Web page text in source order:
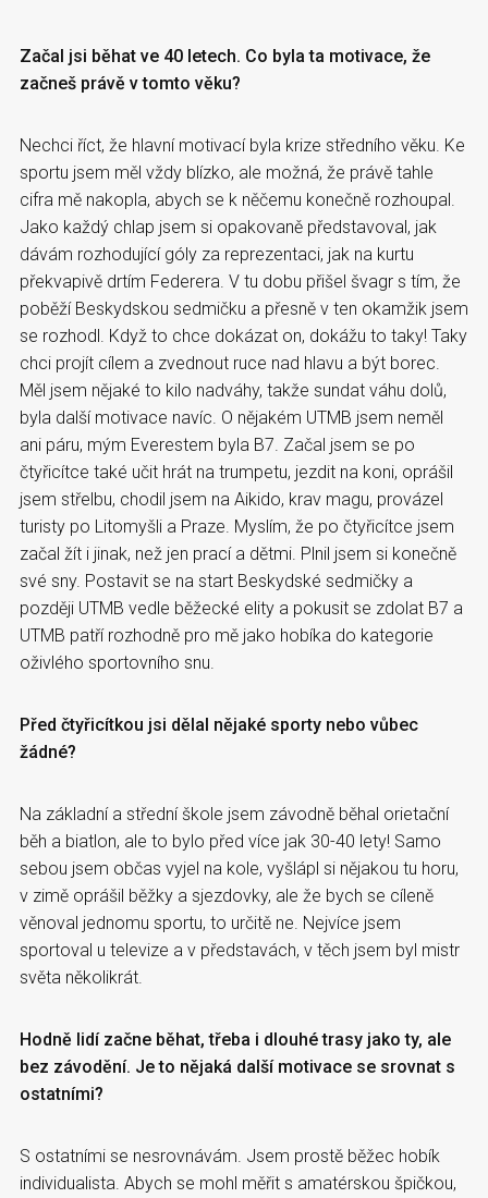
Začal jsi běhat ve 40 letech. Co byla ta motivace, že
začneš právě v tomto věku?
Nechci říct, že hlavní motivací byla krize středního věku. Ke
sportu jsem měl vždy blízko, ale možná, že právě tahle
cifra mě nakopla, abych se k něčemu konečně rozhoupal.
Jako každý chlap jsem si opakovaně představoval, jak
dávám rozhodující góly za reprezentaci, jak na kurtu
překvapivě drtím Federera. V tu dobu přišel švagr s tím, že
poběží Beskydskou sedmičku a přesně v ten okamžik jsem
se rozhodl. Když to chce dokázat on, dokážu to taky! Taky
chci projít cílem a zvednout ruce nad hlavu a být borec.
Měl jsem nějaké to kilo nadváhy, takže sundat váhu dolů,
byla další motivace navíc. O nějakém UTMB jsem neměl
ani páru, mým Everestem byla B7. Začal jsem se po
čtyřicítce také učit hrát na trumpetu, jezdit na koni, oprášil
jsem střelbu, chodil jsem na Aikido, krav magu, provázel
turisty po Litomyšli a Praze. Myslím, že po čtyřicítce jsem
začal žít i jinak, než jen prací a dětmi. Plnil jsem si konečně
své sny. Postavit se na start Beskydské sedmičky a
později UTMB vedle běžecké elity a pokusit se zdolat B7 a
UTMB patří rozhodně pro mě jako hobíka do kategorie
oživlého sportovního snu.
Před čtyřicítkou jsi dělal nějaké sporty nebo vůbec
žádné?
Na základní a střední škole jsem závodně běhal orietační
běh a biatlon, ale to bylo před více jak 30-40 lety! Samo
sebou jsem občas vyjel na kole, vyšlápl si nějakou tu horu,
v zimě oprášil běžky a sjezdovky, ale že bych se cíleně
věnoval jednomu sportu, to určitě ne. Nejvíce jsem
sportoval u televize a v představách, v těch jsem byl mistr
světa několikrát.
Hodně lidí začne běhat, třeba i dlouhé trasy jako ty, ale
bez závodění. Je to nějaká další motivace se srovnat s
ostatními?
S ostatními se nesrovnávám. Jsem prostě běžec hobík
individualista. Abych se mohl měřit s amatérskou špičkou,